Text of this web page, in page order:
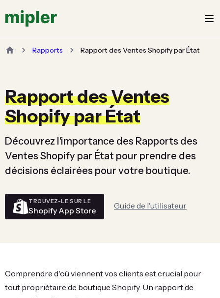
Rapports Rapport des Ventes Shopify par État
Rapport des Ventes
Shopify par État
Découvrez l'importance des Rapports des
Ventes Shopify par État pour prendre des
décisions éclairées pour votre boutique.
TROUVEZ-LE SUR LE
Shopify App Store Guide de l'utilisateur
Comprendre d'où viennent vos clients est crucial pour
tout propriétaire de boutique Shopify. Un rapport de